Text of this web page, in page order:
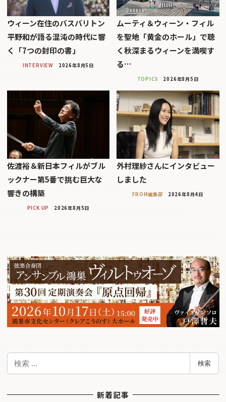
ウィーン在住のバスバリトン
平野和が語る混沌の時代に響
く「7つの封印の書」
INTERVIEW 2026年8月5日
ムーティ＆ウィーン・フィル
を聖地「黄金のホール」で聴
く秋深まるウィーンを満喫す
る…
TOPICS 2026年8月5日
佐渡裕＆新日本フィルがブル
ックナー第5番で挑む巨大な
響きの構築
PICK UP 2026年8月5日
外村理紗さんにインタビュー
しました
FROM編集部 2026年8月4日
検
検索
新着記事